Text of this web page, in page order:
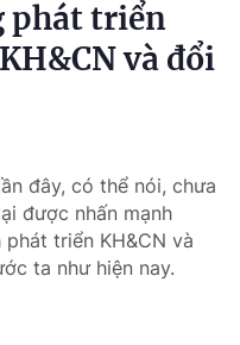
phát triển
và đổi
đây, có thể nói, chưa
được nhấn mạnh
triển KH&CN và
ta như hiện nay.